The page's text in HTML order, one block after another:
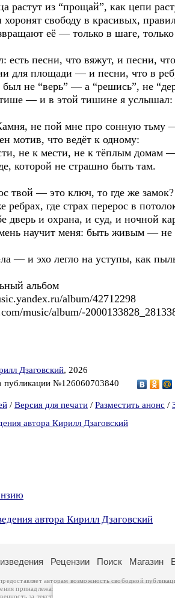
растут из “прощай”, как цепи
свободу в красивых,
её — только в шаге, только
есть песни, что вяжут, и песни,
для площади — и песни, что в
не “верь” — а “решись”, не
— и в этой тишине я
не пой мне про сонную тьму
мотив, что ведёт к одному:
не к мести, не к тёплым домам
которой не страшно быть там.
твой — это ключ, то где же замок?
ребрах, где страх перерос в
дверь и охрана, и суд, и ночной
научит меня: быть живым — не
— и эхо легло на уступы, как
альбом
album/42712298
music/album/-
Дзаговский, 2026
публикации №126060703840
/ Версия для печати / Разместить анонс /
автора Кирилл Дзаговский
автора Кирилл Дзаговский
Рецензии Поиск Магазин
авторам возможность свободной
принадлежат авторам и охраняются
.
за тексты произведений авторы несут